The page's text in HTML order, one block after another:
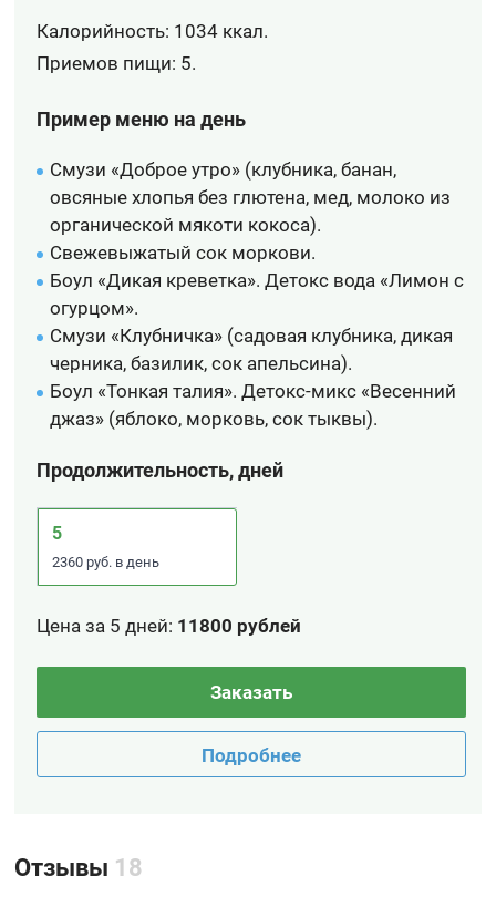
Калорийность: 1034 ккал.
Приемов пищи: 5.
Пример меню на день
Смузи «Доброе утро» (клубника, банан,
овсяные хлопья без глютена, мед, молоко из
органической мякоти кокоса).
Свежевыжатый сок моркови.
Боул «Дикая креветка». Детокс вода «Лимон с
огурцом».
Смузи «Клубничка» (садовая клубника, дикая
черника, базилик, сок апельсина).
Боул «Тонкая талия». Детокс-микс «Весенний
джаз» (яблоко, морковь, сок тыквы).
Продолжительность, дней
5
2360 руб. в день
Цена за 5 дней: 11800 рублей
Заказать
Подробнее
Отзывы 18